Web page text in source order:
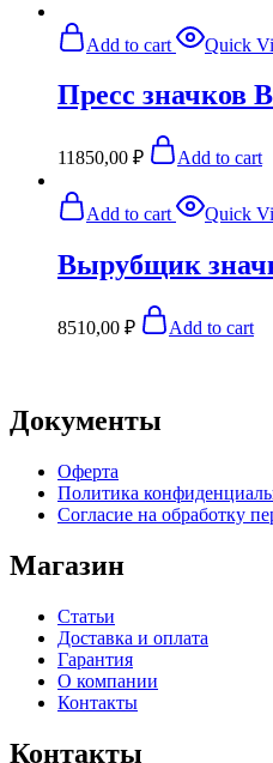
Add to cart Quick
Пресс значков
11850,00 ₽ Add to cart
Add to cart Quick
Вырубщик
8510,00 ₽ Add to cart
Документы
Оферта
Политика
Согласие на обработку
Магазин
Статьи
Доставка и оплата
Гарантия
О компании
Контакты
Контакты